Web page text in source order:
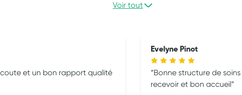
Voir tout
et un bon rapport qualité
Evelyne Pinot
Bonne structure de
recevoir et bon accueil